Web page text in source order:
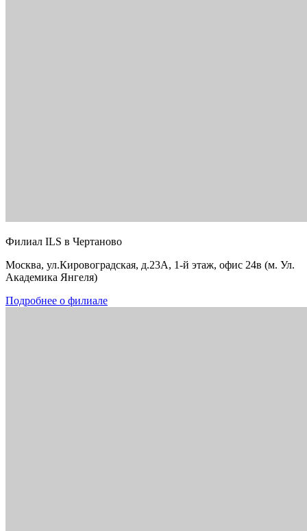
Филиал ILS в Чертаново
Москва, ул.Кировоградская, д.23А, 1-й этаж, офис 24в (м. Ул.
Академика Янгеля)
Подробнее о филиале